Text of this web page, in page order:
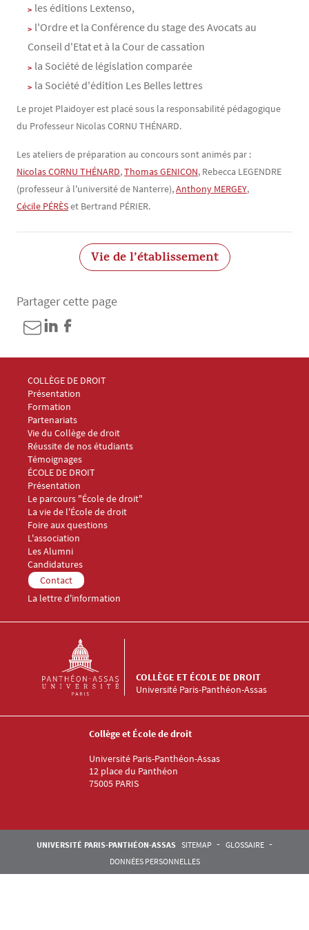
les éditions Lextenso,
l'Ordre et la Conférence du stage des Avocats au
Conseil d'Etat et à la Cour de cassation
la Société de législation comparée
la Société d'édition Les Belles lettres
Le projet Plaidoyer est placé sous la responsabilité pédagogique
du Professeur Nicolas CORNU THÉNARD.
Les ateliers de préparation au concours sont animés par :
Nicolas CORNU THÉNARD,Thomas GENICON, Rebecca LEGENDRE
(professeur à l'université de Nanterre),Anthony MERGEY,
Cécile PÉRÈSet Bertrand PÉRIER.
Vie de l’établissement
Partager cette page
Menu Footer Collège et École de droit 1
COLLÈGE DE DROIT
Présentation
Formation
Partenariats
Vie du Collège de droit
Réussite de nos étudiants
Témoignages
Menu Footer Collège et École de droit 2
ÉCOLE DE DROIT
Présentation
Le parcours "École de droit"
La vie de l'École de droit
Foire aux questions
Menu Footer Collège et École de droit 3
L'association
Les Alumni
Menu Footer Collège et École de droit 4
Candidatures
Menu Footer Collège et École de droit 5
Contact
La lettre d'information
Université Paris-Panthéon-Assas
COLLÈGE ET ÉCOLE DE DROIT
Collège et École de droit
Université Paris-Panthéon-Assas
12 place du Panthéon
75005 PARIS
Pied de page Assas
UNIVERSITÉ PARIS-PANTHÉON-ASSAS SITEMAP
GLOSSAIRE
DONNÉES PERSONNELLES